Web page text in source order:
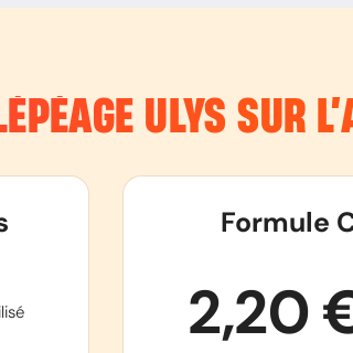
ULYS SUR
Formule
2,20